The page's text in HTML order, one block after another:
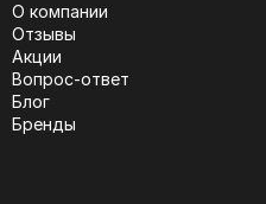
О компании
Отзывы
Акции
Вопрос-ответ
Блог
Бренды